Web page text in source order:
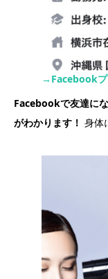
→Facebookプ
Facebookで友達に
がわかります！ 身体